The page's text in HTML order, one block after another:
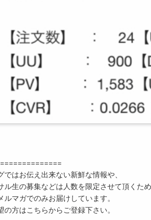
ではお伝え出来ない新鮮な情報や、
ル生の募集などは人数を限定させて頂くため
ルマガでのみお届けしています。
の方はこちらからご登録下さい。